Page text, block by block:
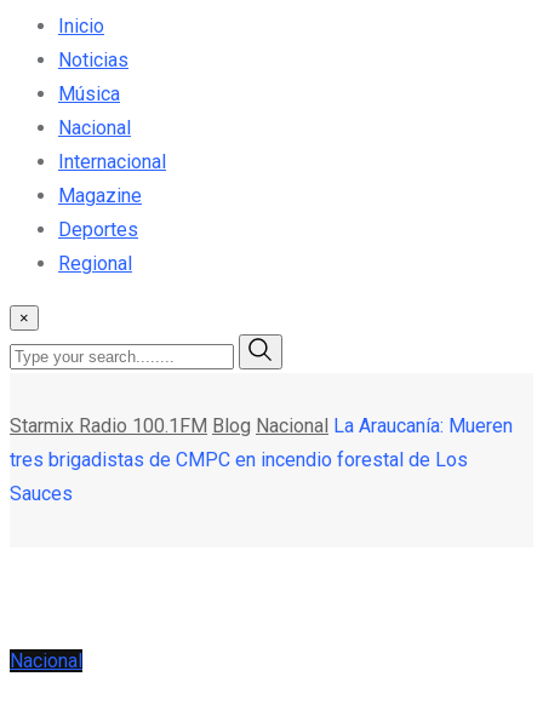
Inicio
Noticias
Música
Nacional
Internacional
Magazine
Deportes
Regional
×
Starmix Radio 100.1FM Blog Nacional La Araucanía: Mueren
tres brigadistas de CMPC en incendio forestal de Los
Sauces
Nacional